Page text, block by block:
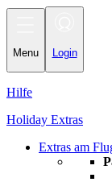
Menu Login
Hilfe
Holiday Extras
Extras am